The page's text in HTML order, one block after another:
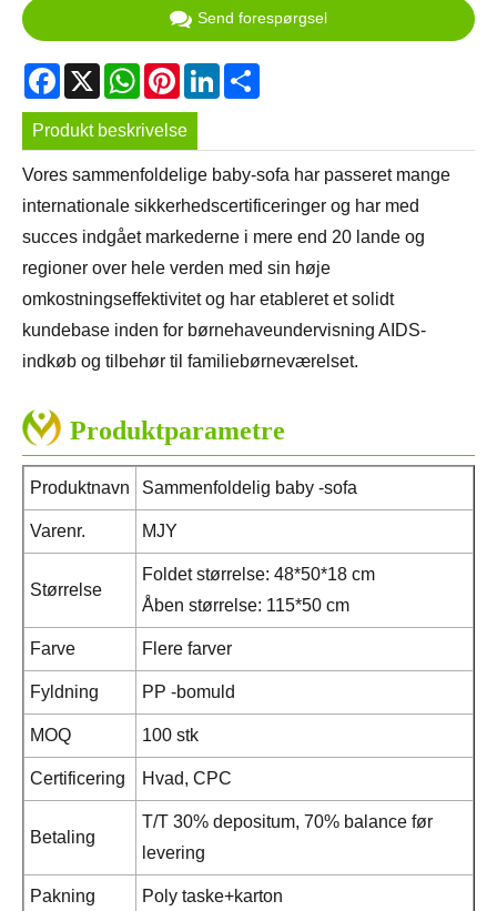
Send forespørgsel
Facebook
X WhatsApp
PinterestLinkedIn
Produkt beskrivelse
Vores sammenfoldelige baby-sofa har passeret mange
internationale sikkerhedscertificeringer og har med
succes indgået markederne i mere end 20 lande og
regioner over hele verden med sin høje
omkostningseffektivitet og har etableret et solidt
kundebase inden for børnehaveundervisning AIDS-
indkøb og tilbehør til familiebørneværelset.
Produktparametre
Produktnavn Sammenfoldelig baby -sofa
Varenr. MJY
Størrelse
Foldet størrelse: 48*50*18 cm
Åben størrelse: 115*50 cm
Farve Flere farver
Fyldning PP -bomuld
MOQ 100 stk
Certificering Hvad, CPC
Betaling
T/T 30% depositum, 70% balance før
levering
Pakning Poly taske+karton